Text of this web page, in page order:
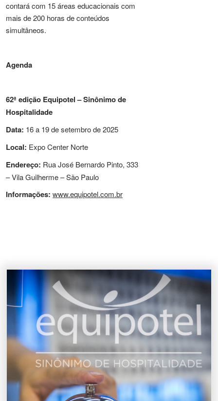
contará com 15 áreas educacionais com
mais de 200 horas de conteúdos
simultâneos.
Agenda
62ª edição Equipotel – Sinônimo de
Hospitalidade
Data: 16 a 19 de setembro de 2025
Local: Expo Center Norte
Endereço: Rua José Bernardo Pinto, 333
– Vila Guilherme – São Paulo
Informações: www.equipotel.com.br